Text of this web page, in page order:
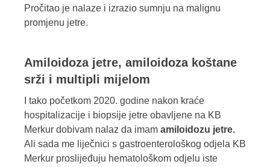
Pročitao je nalaze i izrazio sumnju na malignu
promjenu jetre.
Amiloidoza jetre, amiloidoza koštane
srži i multipli mijelom
I tako početkom 2020. godine nakon kraće
hospitalizacije i biopsije jetre obavljene na KB
Merkur dobivam nalaz da imam amiloidozu jetre.
Ali sada me liječnici s gastroenterološkog odjela KB
Merkur proslijeđuju hematološkom odjelu iste